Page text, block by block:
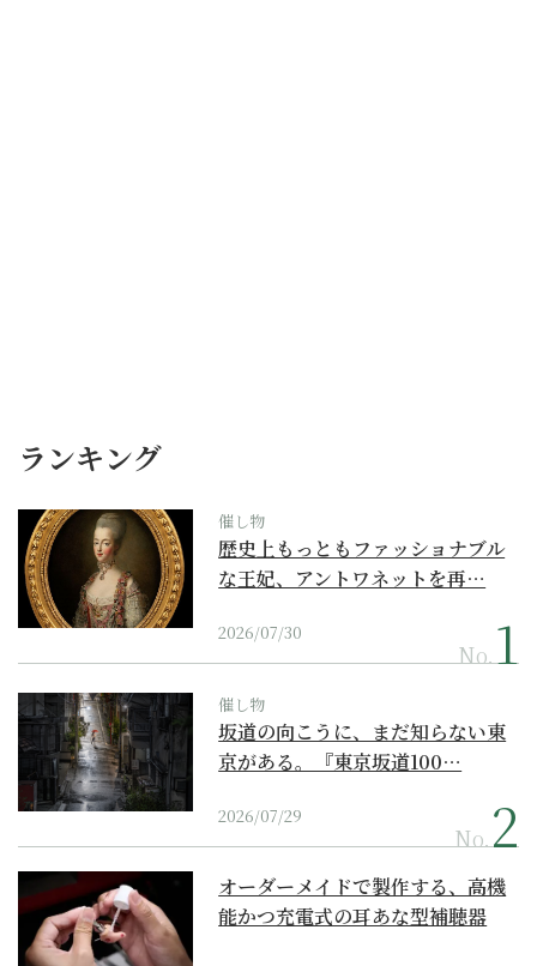
ランキング
催し物
歴史上もっともファッショナブル
な王妃、アントワネットを再…
2026/07/30
No.
催し物
坂道の向こうに、まだ知らない東
京がある。『東京坂道100…
2026/07/29
No.
オーダーメイドで製作する、高機
能かつ充電式の耳あな型補聴器